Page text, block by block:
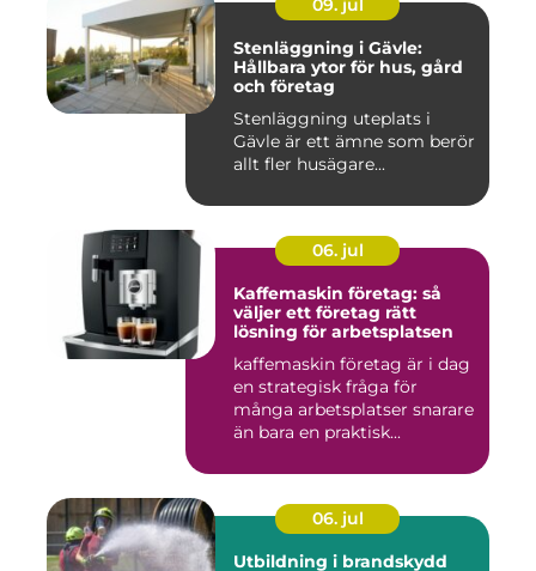
09. jul
Stenläggning i Gävle:
Hållbara ytor för hus, gård
och företag
Stenläggning uteplats i
Gävle är ett ämne som berör
allt fler husägare...
06. jul
Kaffemaskin företag: så
väljer ett företag rätt
lösning för arbetsplatsen
kaffemaskin företag är i dag
en strategisk fråga för
många arbetsplatser snarare
än bara en praktisk...
06. jul
Utbildning i brandskydd